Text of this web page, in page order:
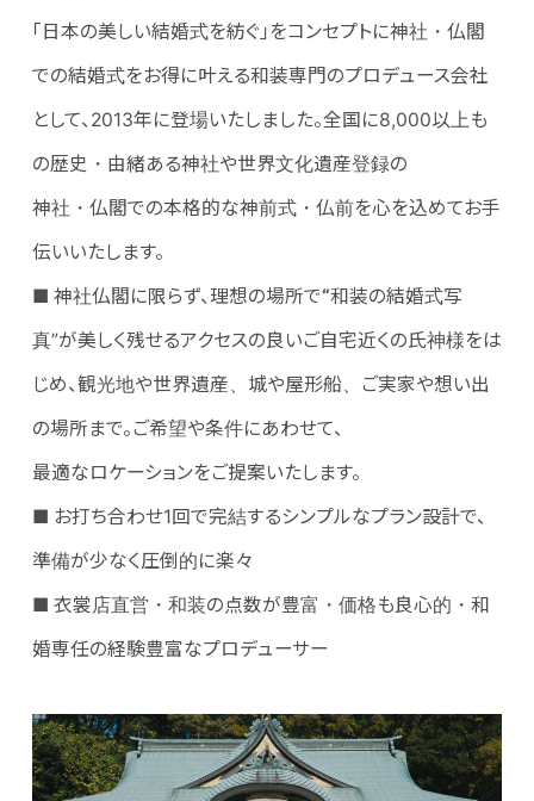
「日本の美しい結婚式を紡ぐ」をコンセプトに神社・仏閣
での結婚式をお得に叶える和装専門のプロデュース会社
として、2013年に登場いたしました。全国に8,000以上も
の歴史・由緒ある神社や世界文化遺産登録の
神社・仏閣での本格的な神前式・仏前を心を込めてお手
伝いいたします。
■ 神社仏閣に限らず、理想の場所で“和装の結婚式写
真”が美しく残せるアクセスの良いご自宅近くの氏神様をは
じめ、観光地や世界遺産、城や屋形船、ご実家や想い出
の場所まで。ご希望や条件にあわせて、
最適なロケーションをご提案いたします。
■ お打ち合わせ1回で完結するシンプルなプラン設計で、
準備が少なく圧倒的に楽々
■ 衣裳店直営・和装の点数が豊富・価格も良心的・和
婚専任の経験豊富なプロデューサー